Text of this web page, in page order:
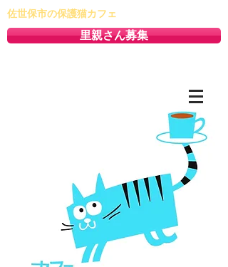
佐世保市の保護猫カフェ
里親さん募集